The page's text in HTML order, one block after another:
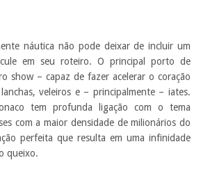
náutica não pode deixar de incluir um
em seu roteiro. O principal porto de
show – capaz de fazer acelerar o coração
veleiros e – principalmente – iates.
tem profunda ligação com o tema
com a maior densidade de milionários do
perfeita que resulta em uma infinidade
queixo.